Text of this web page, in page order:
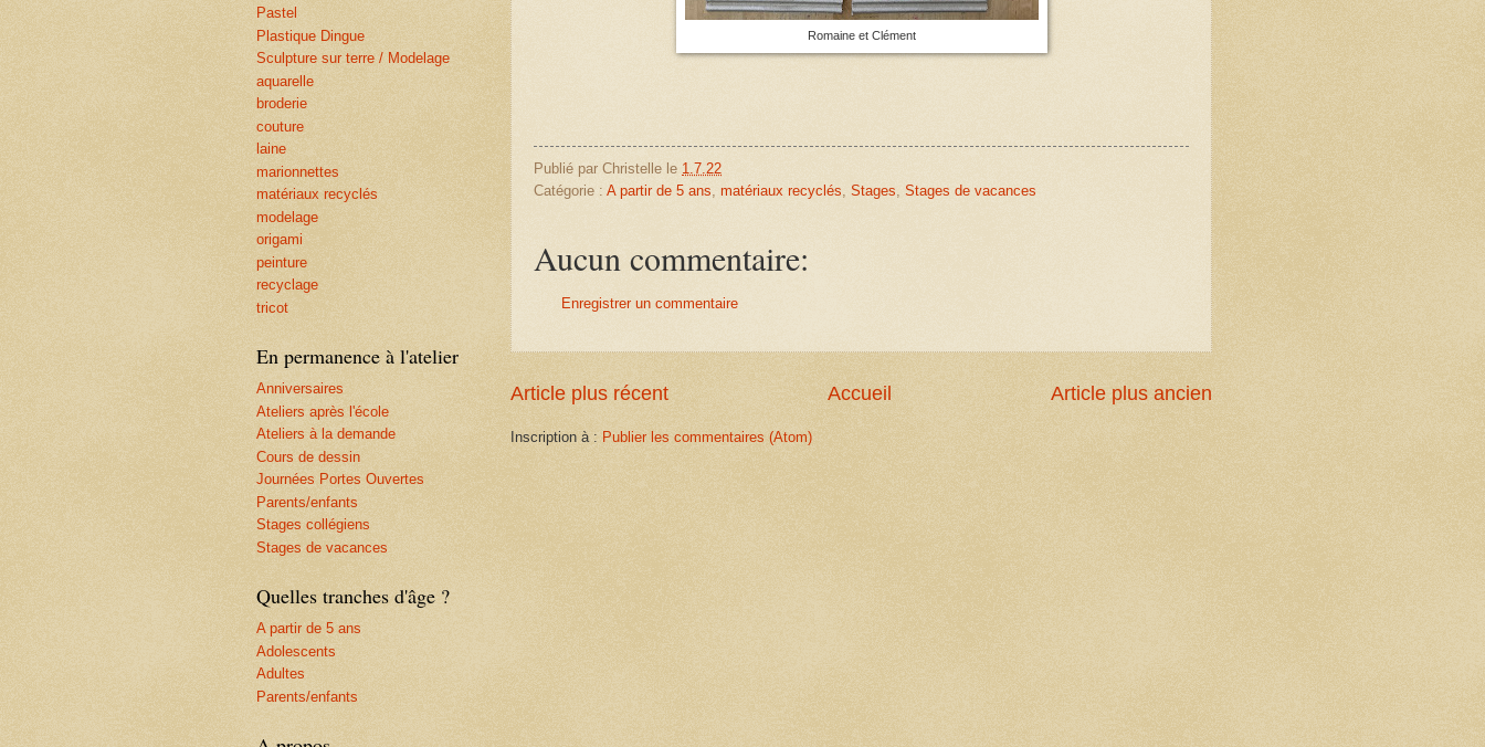
Romaine et Clément
Publié par Christelle le 1.7.22
Catégorie : A partir de 5 ans matériaux recyclés Stages Stages de vacances
Aucun commentaire:
Enregistrer un commentaire
Article plus récent Article plus ancien
Accueil
Inscription à : Publier les commentaires (Atom)
Pastel
Plastique Dingue
Sculpture sur terre / Modelage
aquarelle
broderie
couture
laine
marionnettes
matériaux recyclés
modelage
origami
peinture
recyclage
tricot
En permanence à l'atelier
Anniversaires
Ateliers après l'école
Ateliers à la demande
Cours de dessin
Journées Portes Ouvertes
Parents/enfants
Stages collégiens
Stages de vacances
Quelles tranches d'âge ?
A partir de 5 ans
Adolescents
Adultes
Parents/enfants